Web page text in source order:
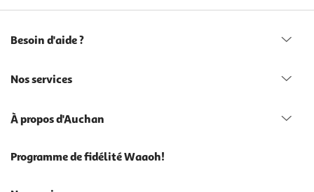
Besoin d'aide ?
Nos services
À propos d'Auchan
Programme de fidélité Waaoh!